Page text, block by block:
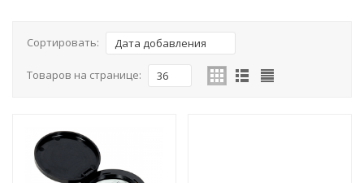
Сортировать: Дата добавления
Товаров на странице: 36